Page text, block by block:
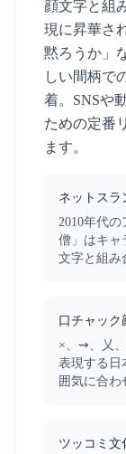
顔文字と組
現に昇華さ
黙ろうか」
しい間柄で
着。SNSや
ための定番
ます。
ネットスラ
2010年代
僧」はキャ
文字と組み
口チャック
×、⇝、乂
表現する日
囲気に合わ
ツッコミ文